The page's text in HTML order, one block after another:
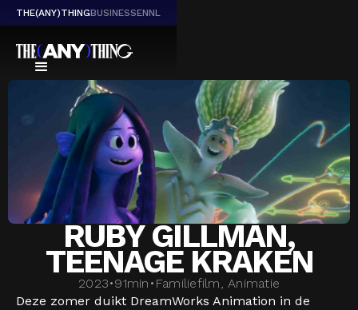
THE(ANY)THINGBUSINESSENNL
RUBY GILLMAN,
TEENAGE KRAKEN
2023•91min • Familiefilm, Animatie
Deze zomer duikt DreamWorks Animation in de